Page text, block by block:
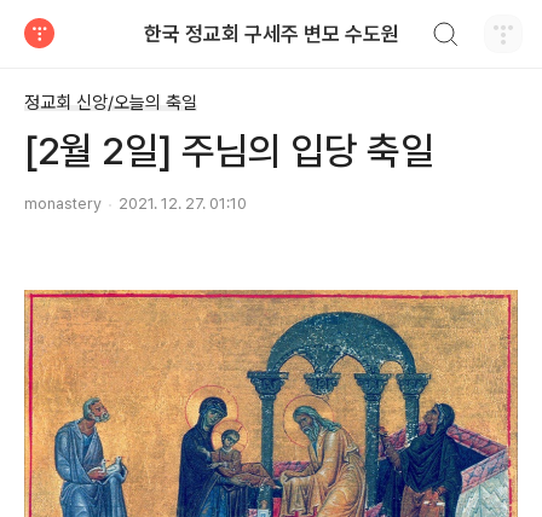
한국 정교회 구세주 변모 수도원
정교회 신앙/오늘의 축일
[2월 2일] 주님의 입당 축일
monastery 2021. 12. 27. 01:10